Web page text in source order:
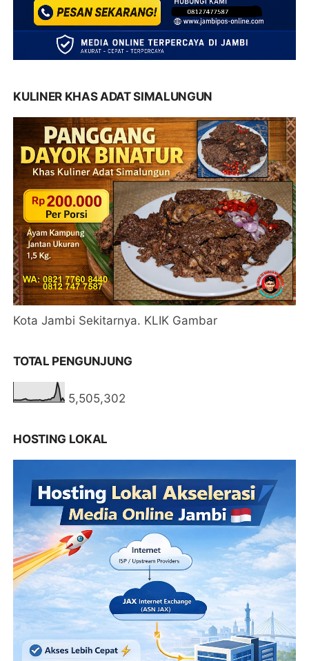
KULINER KHAS ADAT SIMALUNGUN
Kota Jambi Sekitarnya. KLIK Gambar
TOTAL PENGUNJUNG
5,505,302
HOSTING LOKAL